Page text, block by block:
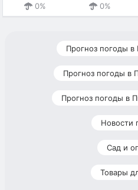
0%
0%
Прогноз погоды в
Прогноз погоды в
Прогноз погоды в
Новости
Сад и
Товары